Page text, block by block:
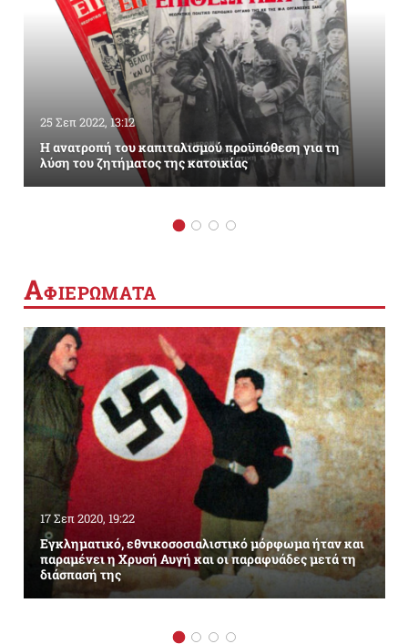
25 Σεπ 2022, 13:12
Η ανατροπή του καπιταλισμού προϋπόθεση για τη
λύση του ζητήματος της κατοικίας
ΑΦΙΕΡΩΜΑΤΑ
17 Σεπ 2020, 19:22
Εγκληματικό, εθνικοσοσιαλιστικό μόρφωμα ήταν και
παραμένει η Χρυσή Αυγή και οι παραφυάδες μετά τη
διάσπασή της